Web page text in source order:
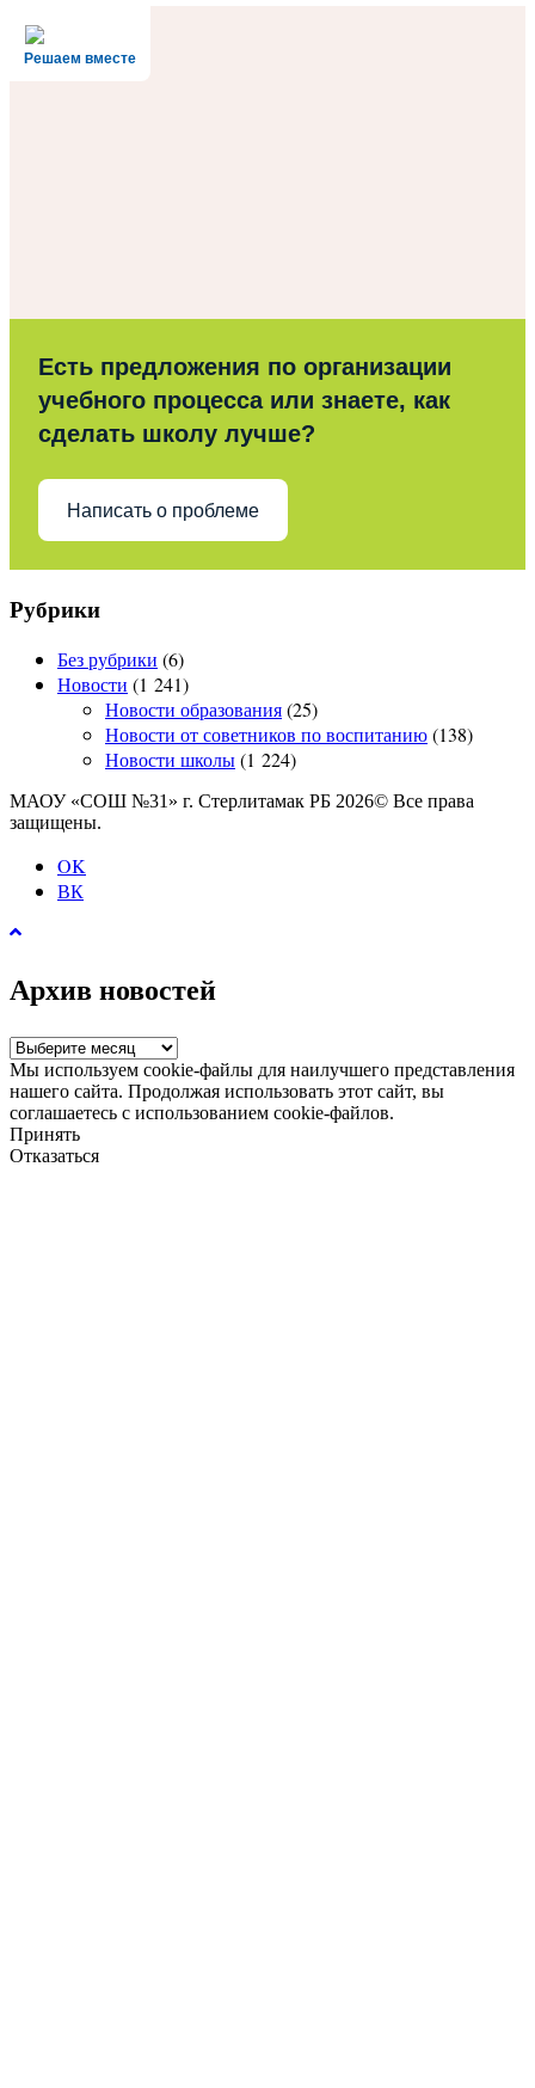
Решаем вместе
Есть предложения по организации
учебного процесса или знаете, как
сделать школу лучше?
Написать о проблеме
Рубрики
Без рубрики (6)
Новости (1 241)
Новости образования(25)
Новости от советников по воспитанию(138)
Новости школы(1 224)
МАОУ «СОШ №31» г. Стерлитамак РБ 2026© Все права
защищены.
OK
ВК
Архив новостей
Архив
новостей
Мы используем cookie-файлы для наилучшего представления
нашего сайта. Продолжая использовать этот сайт, вы
соглашаетесь с использованием cookie-файлов.
Принять
Отказаться